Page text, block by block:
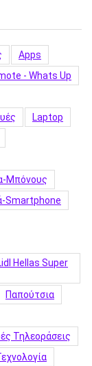
Apps
- Whats Up
Laptop
Μπόνους
Smartphone
Hellas Super
Παπούτσια
Τηλεοράσεις